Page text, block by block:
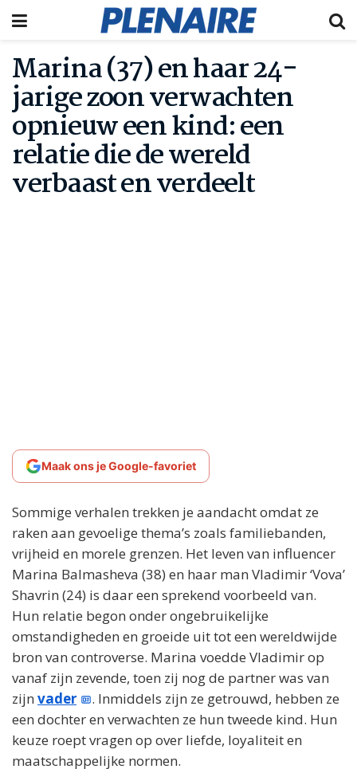
Marina (37) en haar 24-
jarige zoon verwachten
opnieuw een kind: een
relatie die de wereld
verbaast en verdeelt
Maak ons je Google-favoriet
Sommige verhalen trekken je aandacht omdat ze
raken aan gevoelige thema’s zoals familiebanden,
vrijheid en morele grenzen. Het leven van influencer
Marina Balmasheva (38) en haar man Vladimir ‘Vova’
Shavrin (24) is daar een sprekend voorbeeld van.
Hun relatie begon onder ongebruikelijke
omstandigheden en groeide uit tot een wereldwijde
bron van controverse. Marina voedde Vladimir op
vanaf zijn zevende, toen zij nog de partner was van
zijn vader
. Inmiddels zijn ze getrouwd, hebben ze
een dochter en verwachten ze hun tweede kind. Hun
keuze roept vragen op over liefde, loyaliteit en
maatschappelijke normen.